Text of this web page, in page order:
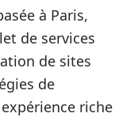
à Paris,
de services
de sites
de
riche